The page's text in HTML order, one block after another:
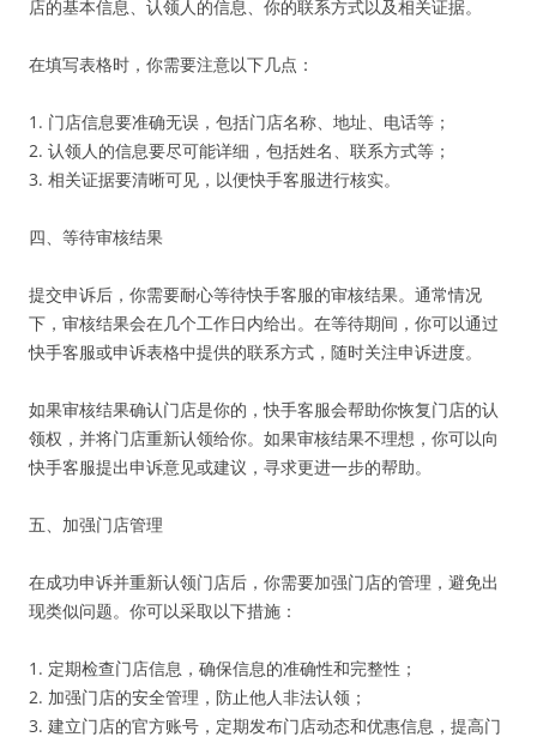
店的基本信息、认领人的信息、你的联系方式以及相关证据。
在填写表格时，你需要注意以下几点：
1. 门店信息要准确无误，包括门店名称、地址、电话等；
2. 认领人的信息要尽可能详细，包括姓名、联系方式等；
3. 相关证据要清晰可见，以便快手客服进行核实。
四、等待审核结果
提交申诉后，你需要耐心等待快手客服的审核结果。通常情况
下，审核结果会在几个工作日内给出。在等待期间，你可以通过
快手客服或申诉表格中提供的联系方式，随时关注申诉进度。
如果审核结果确认门店是你的，快手客服会帮助你恢复门店的认
领权，并将门店重新认领给你。如果审核结果不理想，你可以向
快手客服提出申诉意见或建议，寻求更进一步的帮助。
五、加强门店管理
在成功申诉并重新认领门店后，你需要加强门店的管理，避免出
现类似问题。你可以采取以下措施：
1. 定期检查门店信息，确保信息的准确性和完整性；
2. 加强门店的安全管理，防止他人非法认领；
3. 建立门店的官方账号，定期发布门店动态和优惠信息，提高门